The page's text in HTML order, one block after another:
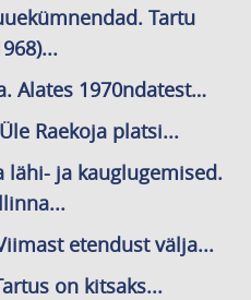
Tartu
Alates 1970ndatest…
Raekoja platsi...
lähi- ja kauglugemised.
etendust välja...
on kitsaks...